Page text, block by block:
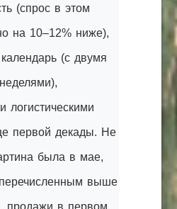
(спрос в этом
на 10–12% ниже),
(с двумя
первой декады. Не
была в мае,
выше
продажи в первом